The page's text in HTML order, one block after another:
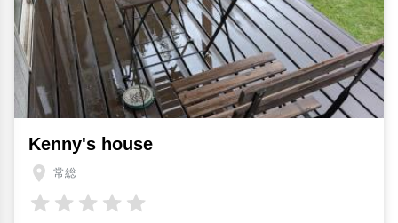
Kenny's house
常総